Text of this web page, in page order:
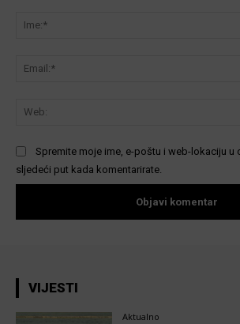
Spremite moje ime, e-poštu i web-lokaciju u
sljedeći put kada komentarirate.
VIJESTI
Aktualno